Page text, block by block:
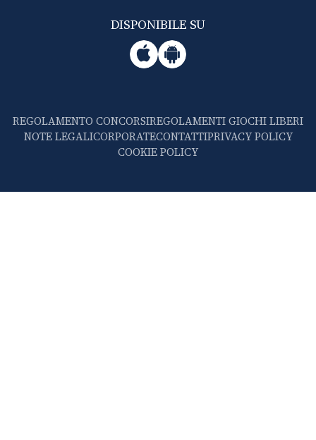
DISPONIBILE SU
REGOLAMENTO CONCORSIREGOLAMENTI GIOCHI LIBERI
NOTE LEGALICORPORATECONTATTIPRIVACY POLICY
COOKIE POLICY